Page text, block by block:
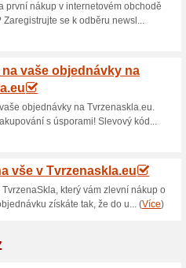
Akce
v internetovém
za dopravu.
ještě
poukazy